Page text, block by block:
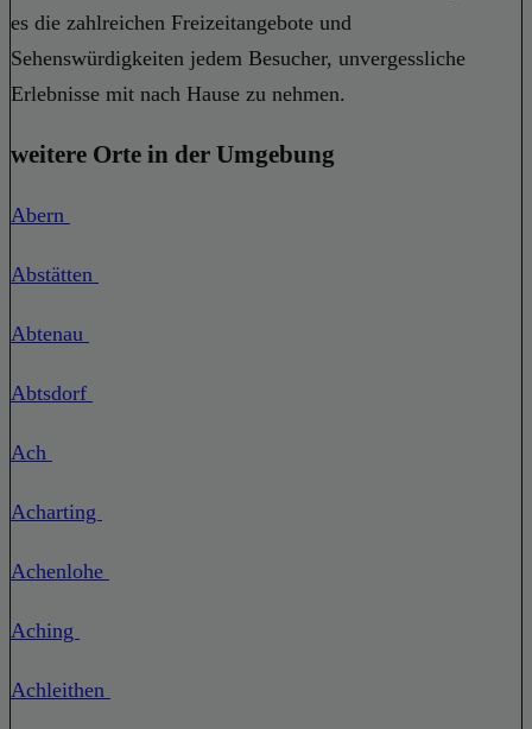
es die zahlreichen Freizeitangebote und
Sehenswürdigkeiten jedem Besucher, unvergessliche
Erlebnisse mit nach Hause zu nehmen.
weitere Orte in der Umgebung
Abern
Abstätten
Abtenau
Abtsdorf
Ach
Acharting
Achenlohe
Aching
Achleithen